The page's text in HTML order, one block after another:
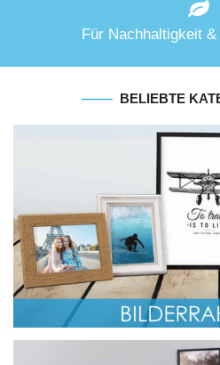
Für Nachhaltigkeit
BELIEBTE